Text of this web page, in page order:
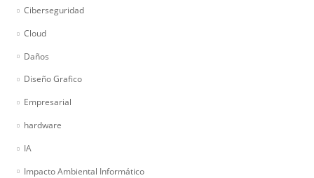
Ciberseguridad
Cloud
Daños
Diseño Grafico
Empresarial
hardware
IA
Impacto Ambiental Informático